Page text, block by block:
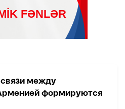
между
формируются